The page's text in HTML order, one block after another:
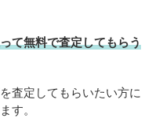
て無料で査定してもらう
査定してもらいたい方に
す。